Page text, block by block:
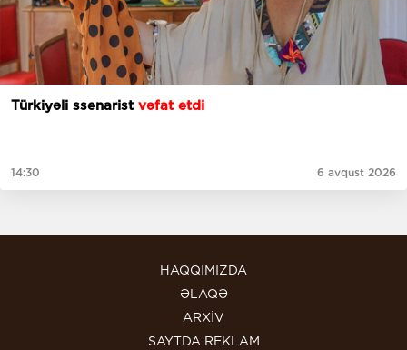
Türkiyəli ssenarist vəfat etdi
14:30 6 avqust 2026
HAQQIMIZDA
ƏLAQƏ
ARXİV
SAYTDA REKLAM